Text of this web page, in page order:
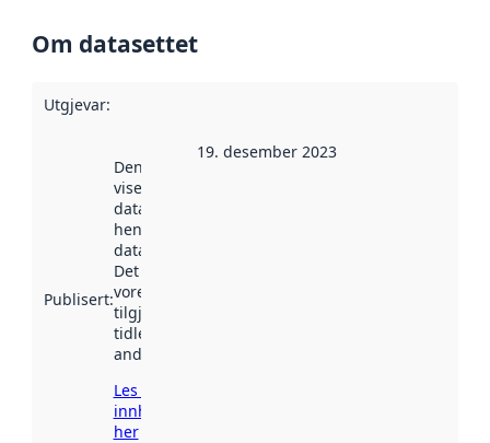
Om datasettet
Utgjevar:
Publisert:
Denne datoen
viser når
datasettet vart
henta inn av
data.norge.no.
Det kan ha
vore
tilgjengeleg
tidlegare
andre stader.
Les meir om
innhenting
her
19. desember 2023